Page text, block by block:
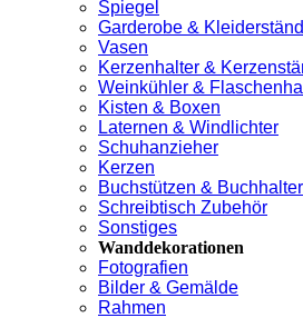
Spiegel
Garderobe &
Vasen
Kerzenhalter &
Weinkühler &
Kisten & Boxen
Laternen & Windlichter
Schuhanzieher
Kerzen
Buchstützen & Buchhalter
Schreibtisch Zubehör
Sonstiges
Wanddekorationen
Fotografien
Bilder & Gemälde
Rahmen